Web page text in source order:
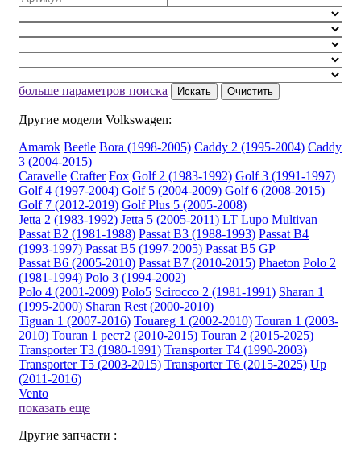
больше параметров поиска Искать Очистить
Другие модели Volkswagen:
Amarok Beetle Bora (1998-2005) Caddy 2 (1995-2004) Caddy
3 (2004-2015)
Caravelle Crafter Fox Golf 2 (1983-1992) Golf 3 (1991-1997)
Golf 4 (1997-2004) Golf 5 (2004-2009) Golf 6 (2008-2015)
Golf 7 (2012-2019) Golf Plus 5 (2005-2008)
Jetta 2 (1983-1992) Jetta 5 (2005-2011) LT Lupo Multivan
Passat B2 (1981-1988) Passat B3 (1988-1993) Passat B4
(1993-1997) Passat B5 (1997-2005) Passat B5 GP
Passat B6 (2005-2010) Passat B7 (2010-2015) Phaeton Polo 2
(1981-1994) Polo 3 (1994-2002)
Polo 4 (2001-2009) Polo5 Scirocco 2 (1981-1991) Sharan 1
(1995-2000) Sharan Rest (2000-2010)
Tiguan 1 (2007-2016) Touareg 1 (2002-2010) Touran 1 (2003-
2010) Touran 1 рест2 (2010-2015) Touran 2 (2015-2025)
Transporter T3 (1980-1991) Transporter T4 (1990-2003)
Transporter T5 (2003-2015) Transporter T6 (2015-2025) Up
(2011-2016)
Vento
показать еще
Другие запчасти :